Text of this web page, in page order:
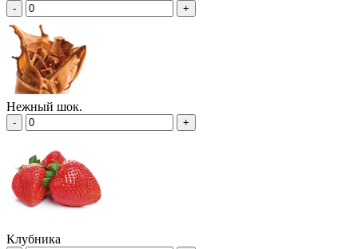
- +
Нежный шок.
- +
Клубника